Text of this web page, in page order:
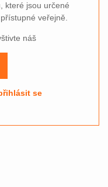
které jsou určené
veřejně.
náš
se